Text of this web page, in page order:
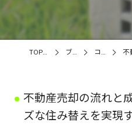
TOPページ ブログ コラム 不動
不動産売却の流れと
ズな住み替えを実現